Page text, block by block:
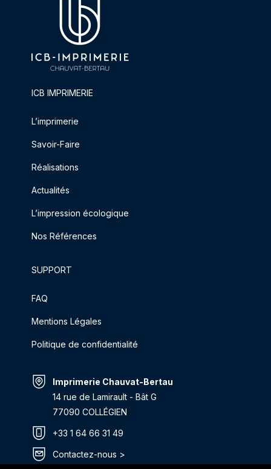
ICB IMPRIMERIE
L’imprimerie
Savoir-Faire
Réalisations
Actualités
L’impression écologique
Nos Références
SUPPORT
FAQ
Mentions Légales
Politique de confidentialité
Imprimerie Chauvat-Bertau
14 rue de Lamirault - Bât G
77090 COLLÉGIEN
+33 1 64 66 31 49
Contactez-nous >